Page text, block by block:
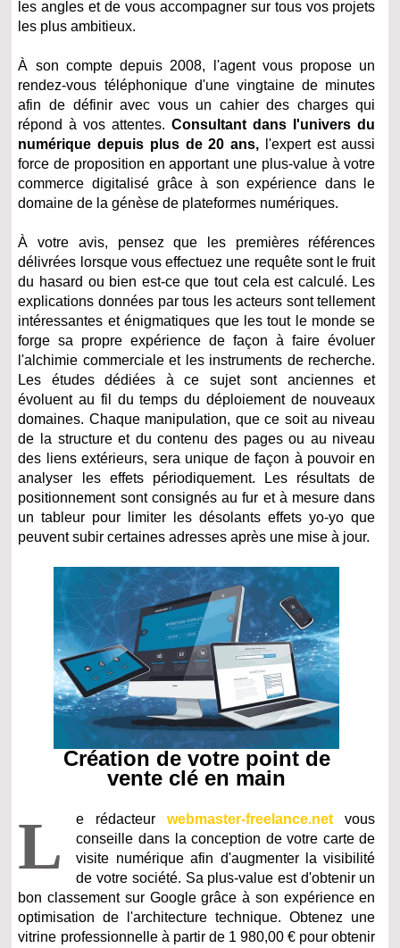
les angles et de vous accompagner sur tous vos projets
les plus ambitieux.
À son compte depuis 2008, l'agent vous propose un
rendez-vous téléphonique d'une vingtaine de minutes
afin de définir avec vous un cahier des charges qui
répond à vos attentes.Consultant dans l'univers du
numérique depuis plus de 20 ans, l'expert est aussi
force de proposition en apportant une plus-value à votre
commerce digitalisé grâce à son expérience dans le
domaine de la génèse de plateformes numériques.
À votre avis, pensez que les premières références
délivrées lorsque vous effectuez une requête sont le fruit
du hasard ou bien est-ce que tout cela est calculé. Les
explications données par tous les acteurs sont tellement
intéressantes et énigmatiques que les tout le monde se
forge sa propre expérience de façon à faire évoluer
l'alchimie commerciale et les instruments de recherche.
Les études dédiées à ce sujet sont anciennes et
évoluent au fil du temps du déploiement de nouveaux
domaines. Chaque manipulation, que ce soit au niveau
de la structure et du contenu des pages ou au niveau
des liens extérieurs, sera unique de façon à pouvoir en
analyser les effets périodiquement. Les résultats de
positionnement sont consignés au fur et à mesure dans
un tableur pour limiter les désolants effets yo-yo que
peuvent subir certaines adresses après une mise à jour.
Création de votre point de
vente clé en main
L e rédacteurwebmaster-freelance.net vous
conseille dans la conception de votre carte de
visite numérique afin d'augmenter la visibilité
de votre société. Sa plus-value est d'obtenir un
bon classement sur Google grâce à son expérience en
optimisation de l'architecture technique. Obtenez une
vitrine professionnelle à partir de 1 980,00 € pour obtenir